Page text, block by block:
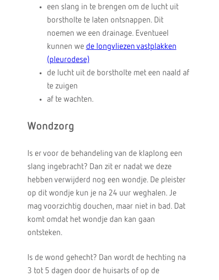
een slang in te brengen om de lucht uit
borstholte te laten ontsnappen. Dit
noemen we een drainage. Eventueel
kunnen we de longvliezen vastplakken
(pleurodese)
de lucht uit de borstholte met een naald af
te zuigen
af te wachten.
Wondzorg
Is er voor de behandeling van de klaplong een
slang ingebracht? Dan zit er nadat we deze
hebben verwijderd nog een wondje. De pleister
op dit wondje kun je na 24 uur weghalen. Je
mag voorzichtig douchen, maar niet in bad. Dat
komt omdat het wondje dan kan gaan
ontsteken.
Is de wond gehecht? Dan wordt de hechting na
3 tot 5 dagen door de huisarts of op de